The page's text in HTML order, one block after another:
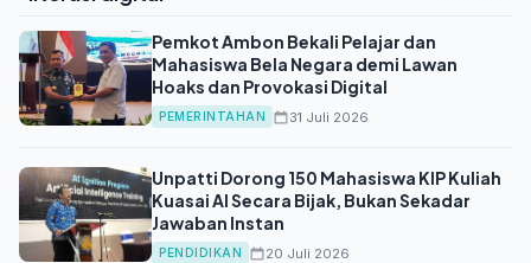
Pemkot Ambon Bekali Pelajar dan
Mahasiswa Bela Negara demi Lawan
Hoaks dan Provokasi Digital
PEMERINTAHAN 31 Juli 2026
Unpatti Dorong 150 Mahasiswa KIP Kuliah
Kuasai AI Secara Bijak, Bukan Sekadar
Jawaban Instan
PENDIDIKAN 20 Juli 2026